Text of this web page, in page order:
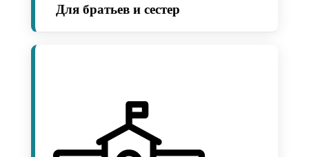
Для братьев и сестер